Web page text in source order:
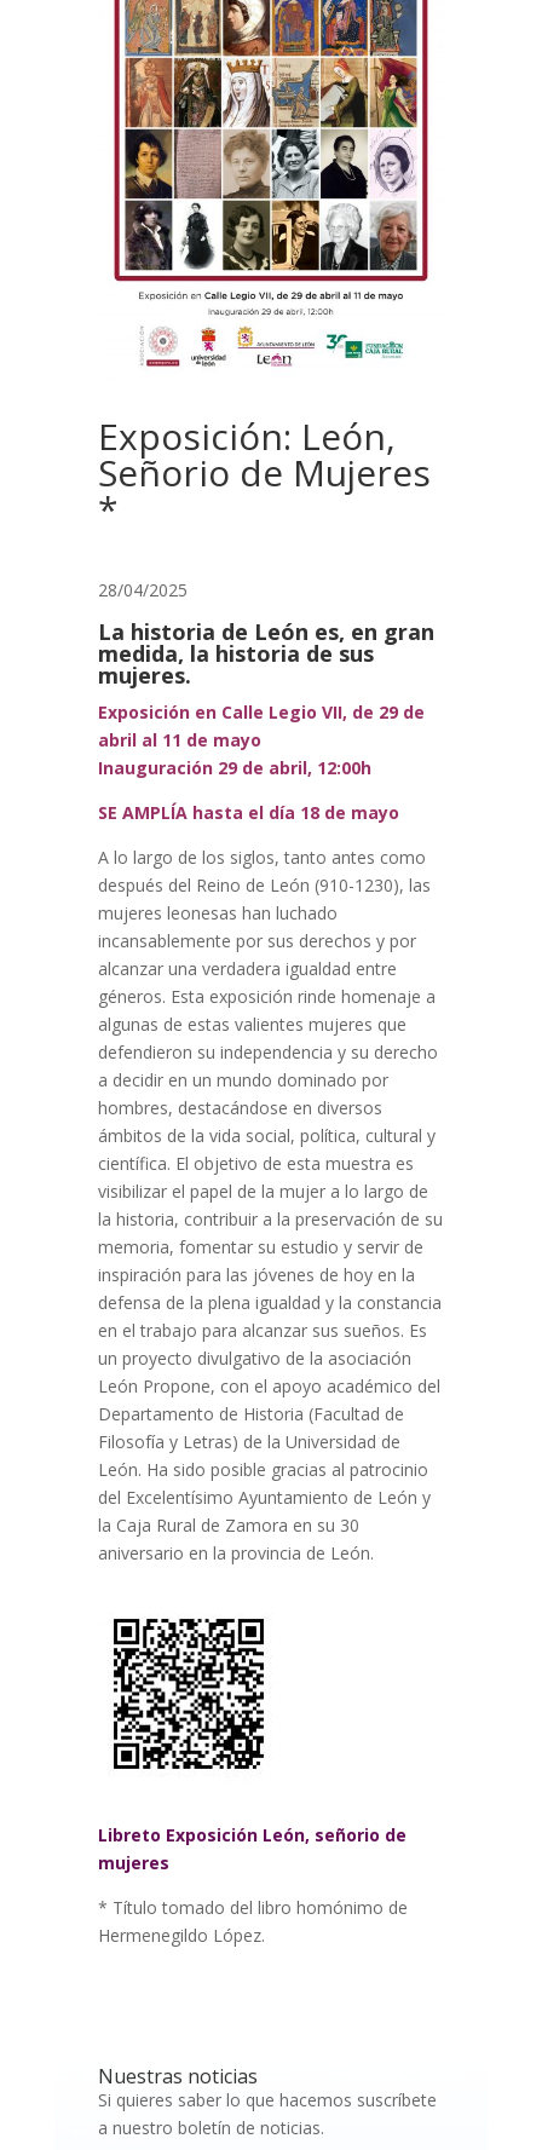
Exposición: León,
Señorio de Mujeres
*
28/04/2025
La historia de León es, en gran
medida, la historia de sus
mujeres.
Exposición en Calle Legio VII, de 29 de
abril al 11 de mayo
Inauguración 29 de abril, 12:00h
SE AMPLÍA hasta el día 18 de mayo
A lo largo de los siglos, tanto antes como
después del Reino de León (910-1230), las
mujeres leonesas han luchado
incansablemente por sus derechos y por
alcanzar una verdadera igualdad entre
géneros. Esta exposición rinde homenaje a
algunas de estas valientes mujeres que
defendieron su independencia y su derecho
a decidir en un mundo dominado por
hombres, destacándose en diversos
ámbitos de la vida social, política, cultural y
científica. El objetivo de esta muestra es
visibilizar el papel de la mujer a lo largo de
la historia, contribuir a la preservación de su
memoria, fomentar su estudio y servir de
inspiración para las jóvenes de hoy en la
defensa de la plena igualdad y la constancia
en el trabajo para alcanzar sus sueños. Es
un proyecto divulgativo de la asociación
León Propone, con el apoyo académico del
Departamento de Historia (Facultad de
Filosofía y Letras) de la Universidad de
León. Ha sido posible gracias al patrocinio
del Excelentísimo Ayuntamiento de León y
la Caja Rural de Zamora en su 30
aniversario en la provincia de León.
Libreto Exposición León, señorio de
mujeres
* Título tomado del libro homónimo de
Hermenegildo López.
Nuestras noticias
Si quieres saber lo que hacemos suscríbete
a nuestro boletín de noticias.